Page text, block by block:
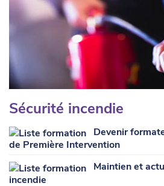
Sécurité incendie
Devenir
de Première Intervention
Maintien et
incendie